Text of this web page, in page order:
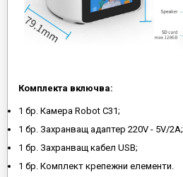
Комплекта включва:
1 бр. Камера Robot C31;
1 бр. Захранващ адаптер 220V - 5V/2A;
1 бр. Захранващ кабел USB;
1 бр. Комплект крепежни елементи.